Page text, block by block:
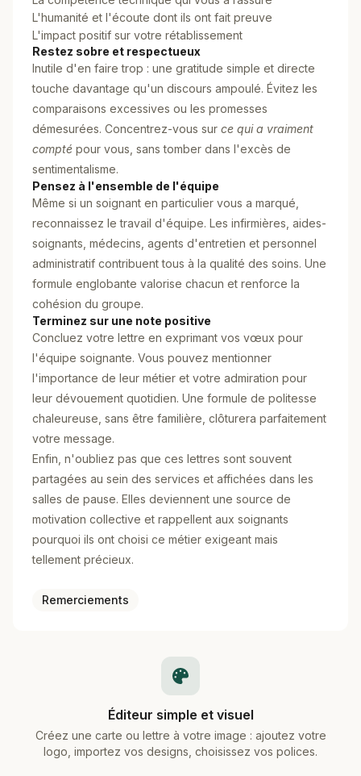
L'humanité et l'écoute dont ils ont fait preuve
L'impact positif sur votre rétablissement
Restez sobre et respectueux
Inutile d'en faire trop : une gratitude simple et directe
touche davantage qu'un discours ampoulé. Évitez les
comparaisons excessives ou les promesses
démesurées. Concentrez-vous sur ce qui a vraiment
compté pour vous, sans tomber dans l'excès de
sentimentalisme.
Pensez à l'ensemble de l'équipe
Même si un soignant en particulier vous a marqué,
reconnaissez le travail d'équipe. Les infirmières, aides-
soignants, médecins, agents d'entretien et personnel
administratif contribuent tous à la qualité des soins. Une
formule englobante valorise chacun et renforce la
cohésion du groupe.
Terminez sur une note positive
Concluez votre lettre en exprimant vos vœux pour
l'équipe soignante. Vous pouvez mentionner
l'importance de leur métier et votre admiration pour
leur dévouement quotidien. Une formule de politesse
chaleureuse, sans être familière, clôturera parfaitement
votre message.
Enfin, n'oubliez pas que ces lettres sont souvent
partagées au sein des services et affichées dans les
salles de pause. Elles deviennent une source de
motivation collective et rappellent aux soignants
pourquoi ils ont choisi ce métier exigeant mais
tellement précieux.
Remerciements
Éditeur simple et visuel
Créez une carte ou lettre à votre image : ajoutez votre
logo, importez vos designs, choisissez vos polices.